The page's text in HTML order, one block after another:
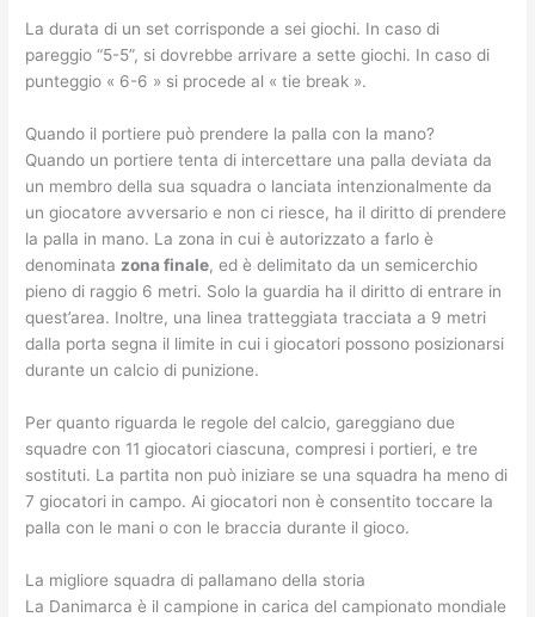
La durata di un set corrisponde a sei giochi. In caso di
pareggio “5-5”, si dovrebbe arrivare a sette giochi. In caso di
punteggio « 6-6 » si procede al « tie break ».
Quando il portiere può prendere la palla con la mano?
Quando un portiere tenta di intercettare una palla deviata da
un membro della sua squadra o lanciata intenzionalmente da
un giocatore avversario e non ci riesce, ha il diritto di prendere
la palla in mano. La zona in cui è autorizzato a farlo è
denominata zona finale, ed è delimitato da un semicerchio
pieno di raggio 6 metri. Solo la guardia ha il diritto di entrare in
quest’area. Inoltre, una linea tratteggiata tracciata a 9 metri
dalla porta segna il limite in cui i giocatori possono posizionarsi
durante un calcio di punizione.
Per quanto riguarda le regole del calcio, gareggiano due
squadre con 11 giocatori ciascuna, compresi i portieri, e tre
sostituti. La partita non può iniziare se una squadra ha meno di
7 giocatori in campo. Ai giocatori non è consentito toccare la
palla con le mani o con le braccia durante il gioco.
La migliore squadra di pallamano della storia
La Danimarca è il campione in carica del campionato mondiale